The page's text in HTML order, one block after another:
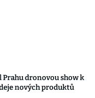
Prahu dronovou show k
nových produktů